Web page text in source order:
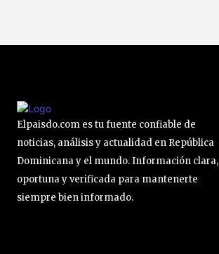
Elpaisdo.com es tu fuente confiable de
noticias, análisis y actualidad en República
Dominicana y el mundo. Información clara,
oportuna y verificada para mantenerte
siempre bien informado.